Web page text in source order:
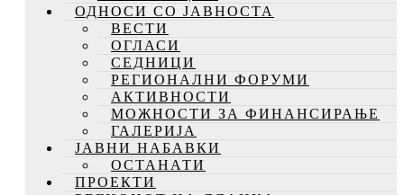
ОДНОСИ СО ЈАВНОСТА
ВЕСТИ
ОГЛАСИ
СЕДНИЦИ
РЕГИОНАЛНИ ФОРУМИ
АКТИВНОСТИ
МОЖНОСТИ ЗА ФИНАНСИРАЊЕ
ГАЛЕРИЈА
ЈАВНИ НАБАВКИ
ОСТАНАТИ
ПРОЕКТИ